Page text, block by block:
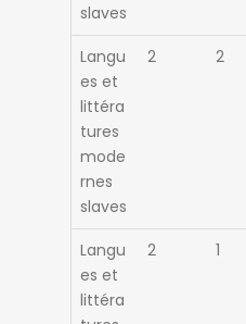
slaves
Langu
es et
littéra
tures
mode
rnes
slaves
2 2
Langu
es et
littéra
2 1